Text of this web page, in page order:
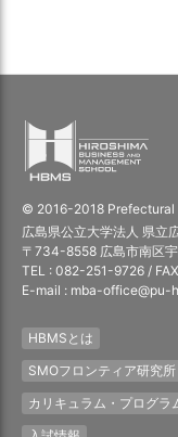
© 2016-2018 Prefectural
広島県公立大学法人 県立
〒734-8558 広島市南区
TEL : 082-251-9726 /
E-mail : mba-office@pu-
HBMSとは
SMOフロンティア研究所
カリキュラム・プログラ